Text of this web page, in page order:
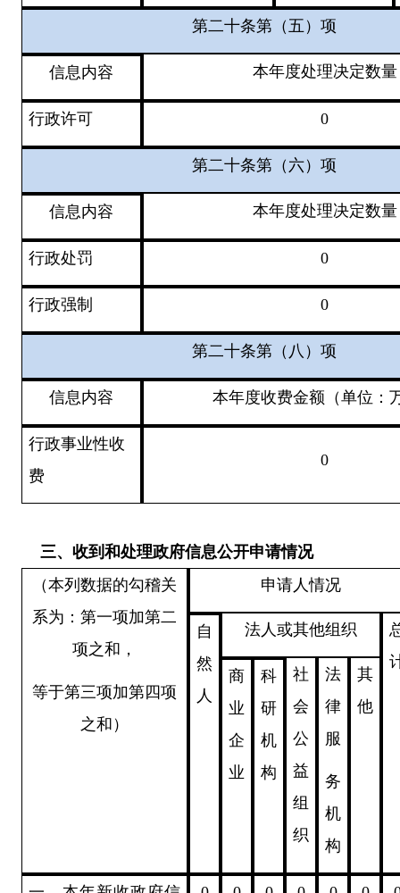
第二十条第（五）项
信息内容 本年度处理决定数量
行政许可 0
第二十条第（六）项
信息内容 本年度处理决定数量
行政处罚 0
行政强制 0
第二十条第（八）项
信息内容 本年度收费金额（单位：
行政事业性收
费
0
三、 收到和处理政府信息公开申请情况
（本列数据的勾稽关
系为：第一项加第二
项之和，
等于第三项加第四项
之和）
申请人情况
自
然
人
法人或其他组织
商
业
企
业
科
研
机
构
社
会
公
益
组
织
法
律
服
务
机
构
其
他